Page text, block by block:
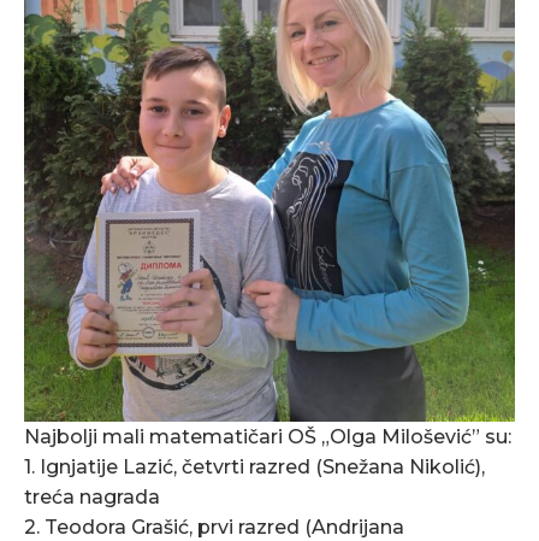
Najbolji mali matematičari OŠ „Olga Milošević” su:
1. Ignjatije Lazić, četvrti razred (Snežana Nikolić),
treća nagrada
2. Teodora Grašić, prvi razred (Andrijana